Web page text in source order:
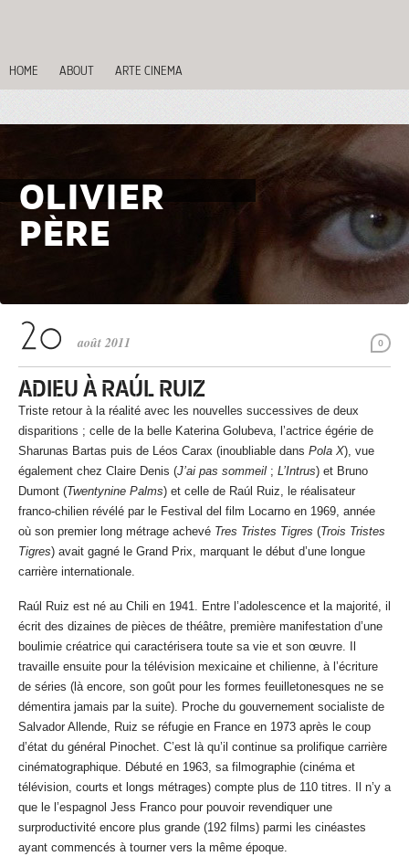
HOME ABOUT ARTE CINEMA
OLIVIER
PÈRE
0
août 2011
ADIEU À RAÚL RUIZ
Triste retour à la réalité avec les nouvelles successives de deux
disparitions ; celle de la belle Katerina Golubeva, l’actrice égérie de
Sharunas Bartas puis de Léos Carax (inoubliable dans Pola X), vue
également chez Claire Denis (J’ai pas sommeil ; L’Intrus) et Bruno
Dumont (Twentynine Palms) et celle de Raúl Ruiz, le réalisateur
franco-chilien révélé par le Festival del film Locarno en 1969, année
où son premier long métrage achevé Tres Tristes Tigres (Trois Tristes
Tigres) avait gagné le Grand Prix, marquant le début d’une longue
carrière internationale.
Raúl Ruiz est né au Chili en 1941. Entre l’adolescence et la majorité, il
écrit des dizaines de pièces de théâtre, première manifestation d’une
boulimie créatrice qui caractérisera toute sa vie et son œuvre. Il
travaille ensuite pour la télévision mexicaine et chilienne, à l’écriture
de séries (là encore, son goût pour les formes feuilletonesques ne se
démentira jamais par la suite). Proche du gouvernement socialiste de
Salvador Allende, Ruiz se réfugie en France en 1973 après le coup
d’état du général Pinochet. C’est là qu’il continue sa prolifique carrière
cinématographique. Débuté en 1963, sa filmographie (cinéma et
télévision, courts et longs métrages) compte plus de 110 titres. Il n’y a
que le l’espagnol Jess Franco pour pouvoir revendiquer une
surproductivité encore plus grande (192 films) parmi les cinéastes
ayant commencés à tourner vers la même époque.